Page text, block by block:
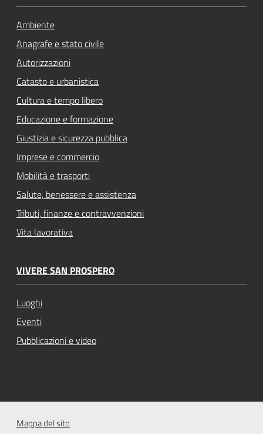
Ambiente
Anagrafe e stato civile
Autorizzazioni
Catasto e urbanistica
Cultura e tempo libero
Educazione e formazione
Giustizia e sicurezza pubblica
Imprese e commercio
Mobilità e trasporti
Salute, benessere e assistenza
Tributi, finanze e contravvenzioni
Vita lavorativa
VIVERE SAN PROSPERO
Luoghi
Eventi
Pubblicazioni e video
Mappa del sito